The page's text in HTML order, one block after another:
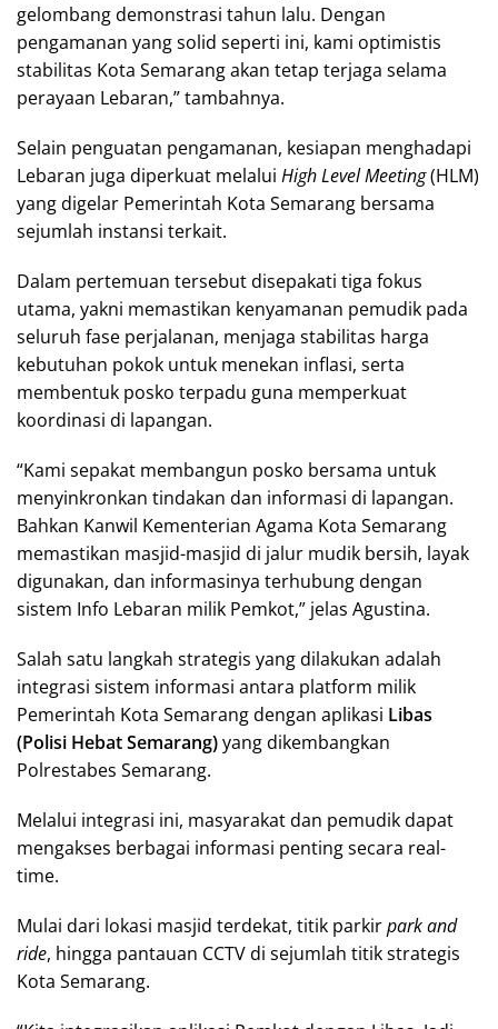
gelombang demonstrasi tahun lalu. Dengan
pengamanan yang solid seperti ini, kami optimistis
stabilitas Kota Semarang akan tetap terjaga selama
perayaan Lebaran,” tambahnya.
Selain penguatan pengamanan, kesiapan menghadapi
Lebaran juga diperkuat melalui High Level Meeting(HLM)
yang digelar Pemerintah Kota Semarang bersama
sejumlah instansi terkait.
Dalam pertemuan tersebut disepakati tiga fokus
utama, yakni memastikan kenyamanan pemudik pada
seluruh fase perjalanan, menjaga stabilitas harga
kebutuhan pokok untuk menekan inflasi, serta
membentuk posko terpadu guna memperkuat
koordinasi di lapangan.
“Kami sepakat membangun posko bersama untuk
menyinkronkan tindakan dan informasi di lapangan.
Bahkan Kanwil Kementerian Agama Kota Semarang
memastikan masjid-masjid di jalur mudik bersih, layak
digunakan, dan informasinya terhubung dengan
sistem Info Lebaran milik Pemkot,” jelas Agustina.
Salah satu langkah strategis yang dilakukan adalah
integrasi sistem informasi antara platform milik
Pemerintah Kota Semarang dengan aplikasi Libas
(Polisi Hebat Semarang)yang dikembangkan
Polrestabes Semarang.
Melalui integrasi ini, masyarakat dan pemudik dapat
mengakses berbagai informasi penting secara real-
time.
Mulai dari lokasi masjid terdekat, titik parkirpark and
ride, hingga pantauan CCTV di sejumlah titik strategis
Kota Semarang.